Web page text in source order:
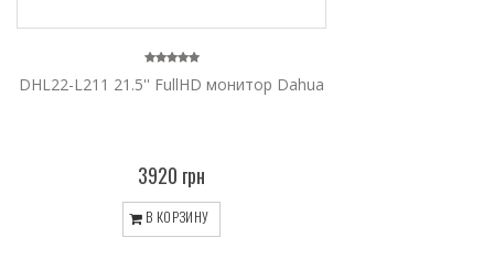
DHL22-L211 21.5'' FullHD монитор Dahua
3920 грн
В КОРЗИНУ